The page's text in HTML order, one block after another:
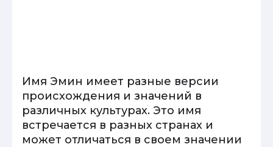
Имя Эмин имеет разные версии
происхождения и значений в
различных культурах. Это имя
встречается в разных странах и
может отличаться в своем значении